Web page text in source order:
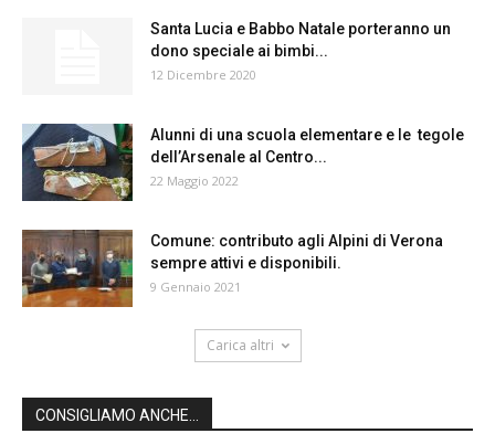
Santa Lucia e Babbo Natale porteranno un
dono speciale ai bimbi...
12 Dicembre 2020
Alunni di una scuola elementare e le tegole
dell’Arsenale al Centro...
22 Maggio 2022
Comune: contributo agli Alpini di Verona
sempre attivi e disponibili.
9 Gennaio 2021
Carica altri
CONSIGLIAMO ANCHE...